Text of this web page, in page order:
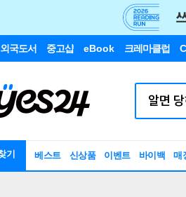
외국도서 중고샵 eBook 크레마클럽
기 베스트 신상품 이벤트 바이백 매